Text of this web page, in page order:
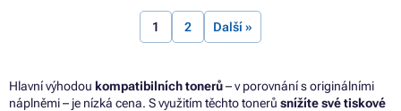
1 2 Další »
Hlavní výhodou kompatibilních tonerů– v porovnání s originálními
náplněmi – je nízká cena. S využitím těchto tonerů snížíte své tiskové